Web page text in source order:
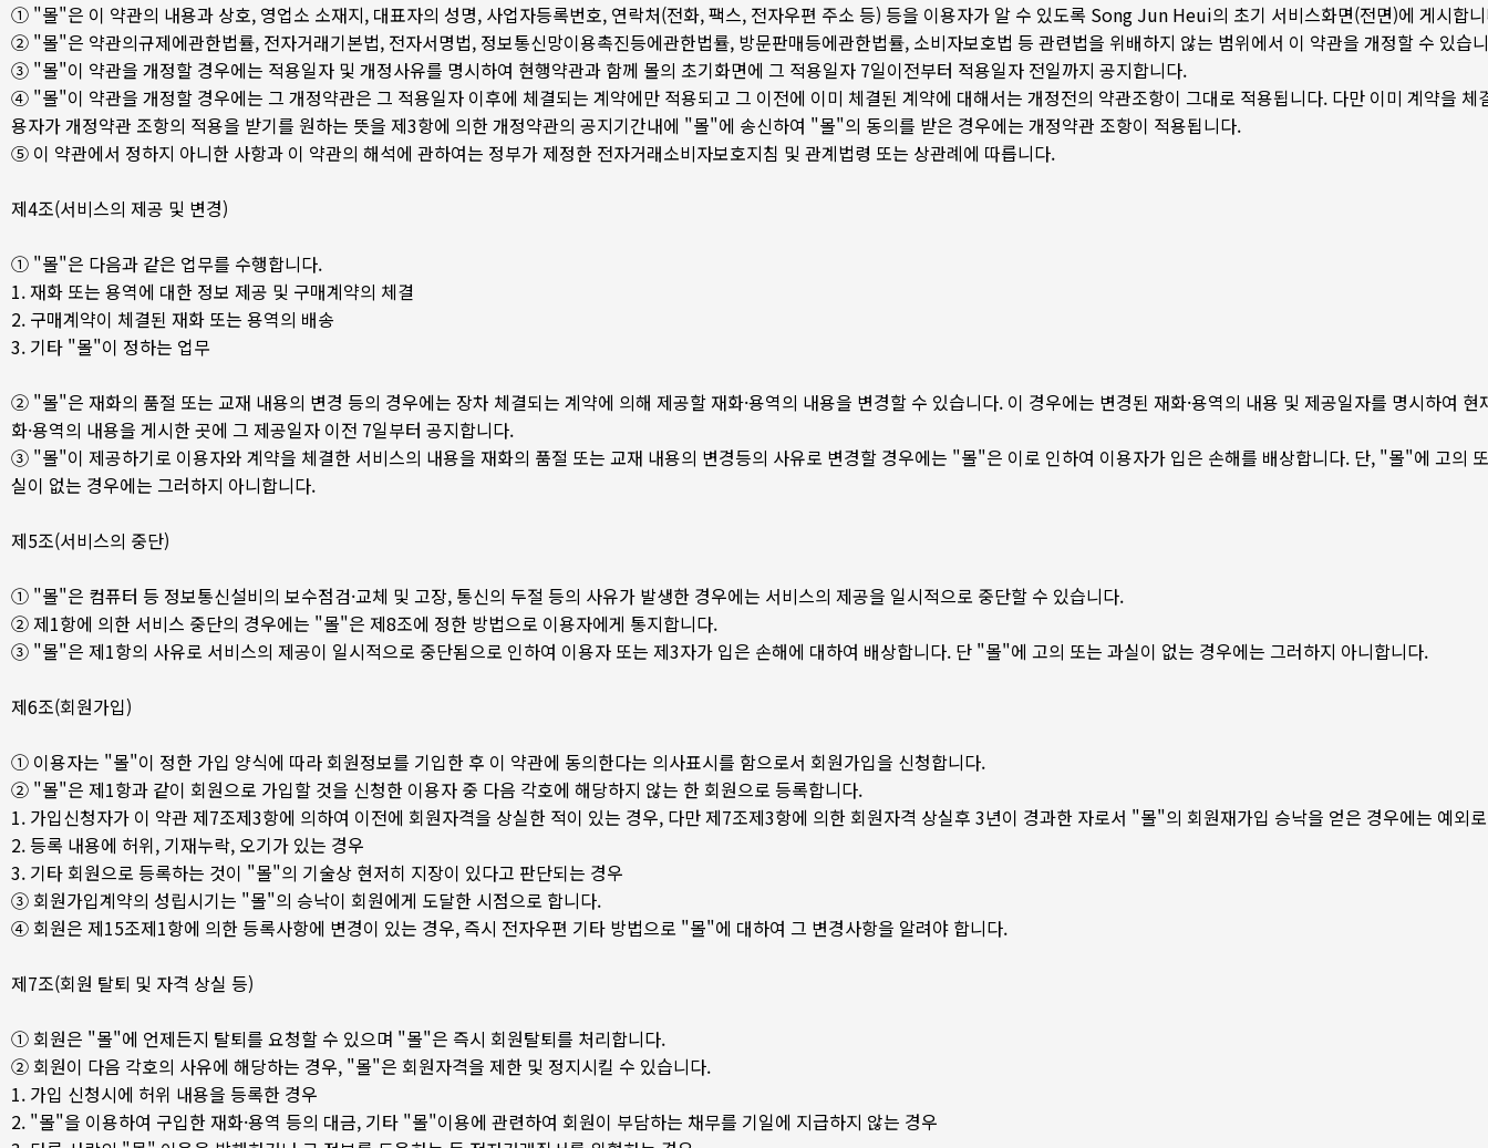
① "몰"은 이 약관의 내용과 상호, 영업소 소재지, 대표자의 성명, 사업자등록번호, 연락처(전화, 팩스, 전자우편 주소 등) 등을 이용자가 알 수 있도록 Song Jun Heui의 초기 서비스화면(전면)에 게시합
② "몰"은 약관의규제에관한법률, 전자거래기본법, 전자서명법, 정보통신망이용촉진등에관한법률, 방문판매등에관한법률, 소비자보호법 등 관련법을 위배하지 않는 범위에서 이 약관을 개정할 수 있습
③ "몰"이 약관을 개정할 경우에는 적용일자 및 개정사유를 명시하여 현행약관과 함께 몰의 초기화면에 그 적용일자 7일이전부터 적용일자 전일까지 공지합니다.
④ "몰"이 약관을 개정할 경우에는 그 개정약관은 그 적용일자 이후에 체결되는 계약에만 적용되고 그 이전에 이미 체결된 계약에 대해서는 개정전의 약관조항이 그대로 적용됩니다. 다만 이미 계약을 체
용자가 개정약관 조항의 적용을 받기를 원하는 뜻을 제3항에 의한 개정약관의 공지기간내에 "몰"에 송신하여 "몰"의 동의를 받은 경우에는 개정약관 조항이 적용됩니다.
⑤ 이 약관에서 정하지 아니한 사항과 이 약관의 해석에 관하여는 정부가 제정한 전자거래소비자보호지침 및 관계법령 또는 상관례에 따릅니다.
제4조(서비스의 제공 및 변경)
① "몰"은 다음과 같은 업무를 수행합니다.
1. 재화 또는 용역에 대한 정보 제공 및 구매계약의 체결
2. 구매계약이 체결된 재화 또는 용역의 배송
3. 기타 "몰"이 정하는 업무
② "몰"은 재화의 품절 또는 교재 내용의 변경 등의 경우에는 장차 체결되는 계약에 의해 제공할 재화·용역의 내용을 변경할 수 있습니다. 이 경우에는 변경된 재화·용역의 내용 및 제공일자를 명시하여 현
화·용역의 내용을 게시한 곳에 그 제공일자 이전 7일부터 공지합니다.
③ "몰"이 제공하기로 이용자와 계약을 체결한 서비스의 내용을 재화의 품절 또는 교재 내용의 변경등의 사유로 변경할 경우에는 "몰"은 이로 인하여 이용자가 입은 손해를 배상합니다. 단, "몰"에 고의
실이 없는 경우에는 그러하지 아니합니다.
제5조(서비스의 중단)
① "몰"은 컴퓨터 등 정보통신설비의 보수점검·교체 및 고장, 통신의 두절 등의 사유가 발생한 경우에는 서비스의 제공을 일시적으로 중단할 수 있습니다.
② 제1항에 의한 서비스 중단의 경우에는 "몰"은 제8조에 정한 방법으로 이용자에게 통지합니다.
③ "몰"은 제1항의 사유로 서비스의 제공이 일시적으로 중단됨으로 인하여 이용자 또는 제3자가 입은 손해에 대하여 배상합니다. 단 "몰"에 고의 또는 과실이 없는 경우에는 그러하지 아니합니다.
제6조(회원가입)
① 이용자는 "몰"이 정한 가입 양식에 따라 회원정보를 기입한 후 이 약관에 동의한다는 의사표시를 함으로서 회원가입을 신청합니다.
② "몰"은 제1항과 같이 회원으로 가입할 것을 신청한 이용자 중 다음 각호에 해당하지 않는 한 회원으로 등록합니다.
1. 가입신청자가 이 약관 제7조제3항에 의하여 이전에 회원자격을 상실한 적이 있는 경우, 다만 제7조제3항에 의한 회원자격 상실후 3년이 경과한 자로서 "몰"의 회원재가입 승낙을 얻은 경우에는 예외
2. 등록 내용에 허위, 기재누락, 오기가 있는 경우
3. 기타 회원으로 등록하는 것이 "몰"의 기술상 현저히 지장이 있다고 판단되는 경우
③ 회원가입계약의 성립시기는 "몰"의 승낙이 회원에게 도달한 시점으로 합니다.
④ 회원은 제15조제1항에 의한 등록사항에 변경이 있는 경우, 즉시 전자우편 기타 방법으로 "몰"에 대하여 그 변경사항을 알려야 합니다.
제7조(회원 탈퇴 및 자격 상실 등)
① 회원은 "몰"에 언제든지 탈퇴를 요청할 수 있으며 "몰"은 즉시 회원탈퇴를 처리합니다.
② 회원이 다음 각호의 사유에 해당하는 경우, "몰"은 회원자격을 제한 및 정지시킬 수 있습니다.
1. 가입 신청시에 허위 내용을 등록한 경우
2. "몰"을 이용하여 구입한 재화·용역 등의 대금, 기타 "몰"이용에 관련하여 회원이 부담하는 채무를 기일에 지급하지 않는 경우